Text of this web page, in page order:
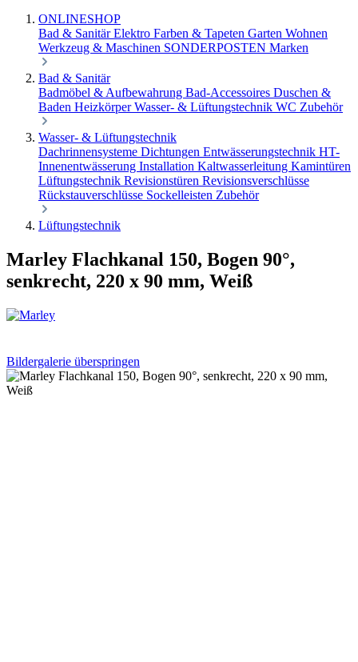
ONLINESHOP
Bad & SanitärElektro Farben & Tapeten Garten Wohnen
Werkzeug & Maschinen SONDERPOSTEN Marken
Bad & Sanitär
Badmöbel & Aufbewahrung Bad-Accessoires Duschen &
Baden HeizkörperWasser- & Lüftungstechnik WC Zubehör
Wasser- & Lüftungstechnik
Dachrinnensysteme Dichtungen Entwässerungstechnik HT-
Innenentwässerung Installation Kaltwasserleitung Kamintüren
Lüftungstechnik Revisionstüren Revisionsverschlüsse
Rückstauverschlüsse Sockelleisten Zubehör
Lüftungstechnik
Marley Flachkanal 150, Bogen 90°,
senkrecht, 220 x 90 mm, Weiß
Bildergalerie überspringen